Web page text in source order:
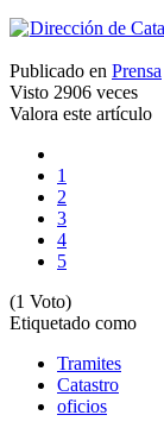
Publicado en Prensa
Visto 2906 veces
Valora este artículo
1
2
3
4
5
(1 Voto)
Etiquetado como
Tramites
Catastro
oficios